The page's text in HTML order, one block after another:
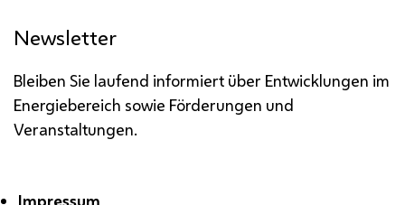
Newsletter
Bleiben Sie laufend informiert über Entwicklungen im
Energiebereich sowie Förderungen und
Veranstaltungen.
Impressum